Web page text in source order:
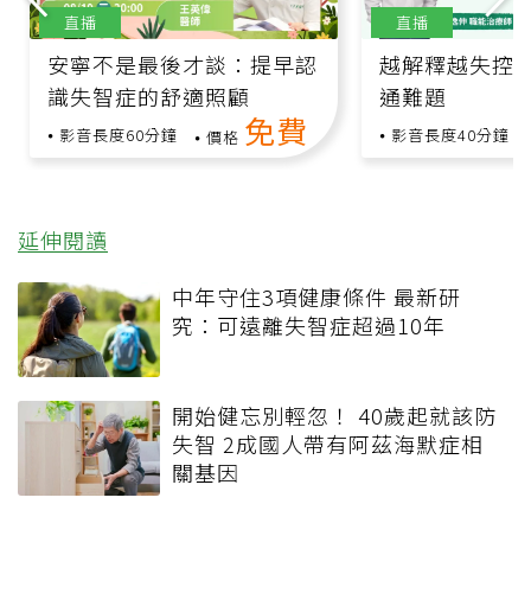
安寧不是最後才談：提早認
識失智症的舒適照顧
影音長度60分鐘 價格 免費
直播
越解釋越失控
通難題
影音長度40分鐘
直播
延伸閱讀
中年守住3項健康條件 最新研
究：可遠離失智症超過10年
開始健忘別輕忽！ 40歲起就該防
失智 2成國人帶有阿茲海默症相
關基因